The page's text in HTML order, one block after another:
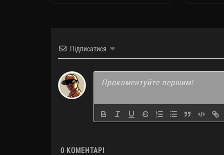
Підписатися
0 КОМЕНТАРІ